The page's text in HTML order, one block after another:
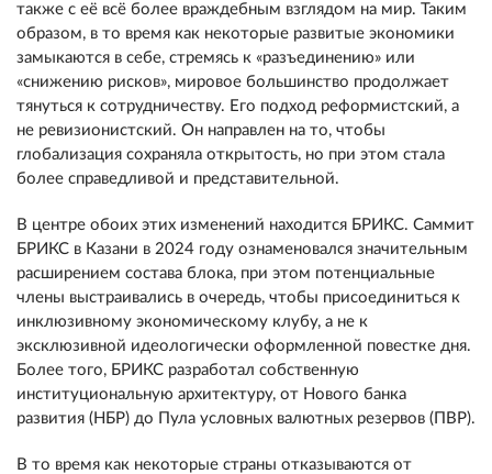
также с её всё более враждебным взглядом на мир. Таким
образом, в то время как некоторые развитые экономики
замыкаются в себе, стремясь к «разъединению» или
«снижению рисков», мировое большинство продолжает
тянуться к сотрудничеству. Его подход реформистский, а
не ревизионистский. Он направлен на то, чтобы
глобализация сохраняла открытость, но при этом стала
более справедливой и представительной.
В центре обоих этих изменений находится БРИКС. Саммит
БРИКС в Казани в 2024 году ознаменовался значительным
расширением состава блока, при этом потенциальные
члены выстраивались в очередь, чтобы присоединиться к
инклюзивному экономическому клубу, а не к
эксклюзивной идеологически оформленной повестке дня.
Более того, БРИКС разработал собственную
институциональную архитектуру, от Нового банка
развития (НБР) до Пула условных валютных резервов (ПВР).
В то время как некоторые страны отказываются от